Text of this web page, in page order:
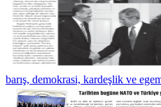
barış, demokrasi, kardeşlik ve